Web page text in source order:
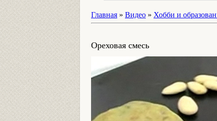
Главная » Видео » Хобби и
Ореховая смесь